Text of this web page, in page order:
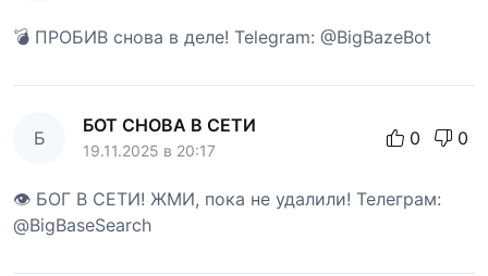
💣 ПРОБИВ снова в деле! Telegram: @BigBazeBot
Б
БОТ СНОВА В СЕТИ
19.11.2025 в 20:17
0 0
👁 БОГ В СЕТИ! ЖМИ, пока не удалили! Телеграм:
@BigBaseSearch